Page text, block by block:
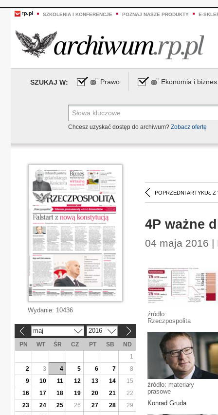
SZKOLENIA I KONFERENCJE POZNAJ NASZE PRODUKTY E-
SZUKAJ W: Prawo Ekonomia i biznes
Chcesz uzyskać dostęp do archiwum? Zobacz ofertę
POPRZEDNI ARTYKUŁ Z
4P ważne
04 maja 2016 |
źródło:
Rzeczpospolita
źródło: materiały
prasowe
Konrad Gruda
Wydanie: 10436
maj 2016
PN WT ŚR CZ PT SB
ND
1
2
3 4 5 6 7
8
9
10 11 12 13 14
15
16
17 18 19 20 21
22
23
24 25 26 27 28
29